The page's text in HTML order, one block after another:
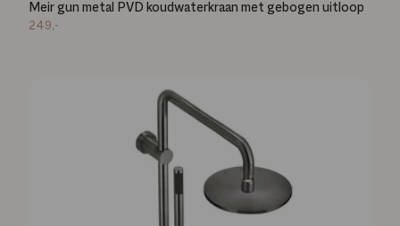
Meir gun metal PVD koudwaterkraan met gebogen uitloop
249,-